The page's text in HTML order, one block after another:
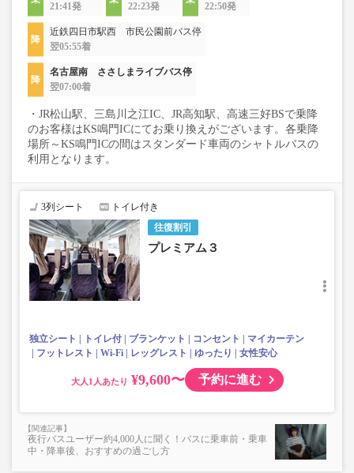
21:41発
22:23発
22:50発
近鉄四日市駅西 市民公園前バス停
翌05:55着
名古屋南 ささしまライブバス停
翌07:00着
・JR松山駅、三島川之江IC、JR高知駅、高速三好BSで乗降
のお客様はKS鳴門ICにてお乗り換えがございます。各乗降
場所～KS鳴門ICの間はスタンダード車両のシャトルバスの
利用となります。
往復割引
3列シート トイレ付き
プレミアム３
独立シート トイレ付 ブランケット コンセント
マイカーテン
フットレスト
Wi-Fi レッグレスト ゆったり 女性安心
大人 ¥9,600〜 予約に進む
夜行バスユーザー約4,000人に聞く！バスに乗車前・乗車
中・降車後、おすすめの過ごし方